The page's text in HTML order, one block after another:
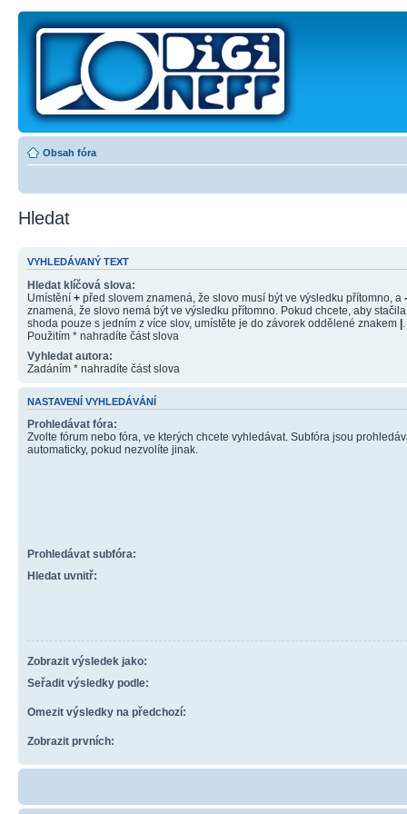
Obsah fóra
Hledat
VYHLEDÁVANÝ TEXT
Hledat klíčová slova:
Umístění + před slovem znamená, že slovo musí být ve výsledku přítomno, a -
znamená, že slovo nemá být ve výsledku přítomno. Pokud chcete, aby stačila
shoda pouze s jedním z více slov, umístěte je do závorek oddělené znakem |
Použitím * nahradíte část slova
Vyhledat autora:
Zadáním * nahradíte část slova
NASTAVENÍ VYHLEDÁVÁNÍ
Prohledávat fóra:
Zvolte fórum nebo fóra, ve kterých chcete vyhledávat. Subfóra jsou
automaticky, pokud nezvolíte jinak.
Prohledávat subfóra:
Hledat uvnitř:
Zobrazit výsledek jako:
Seřadit výsledky podle:
Omezit výsledky na předchozí:
Zobrazit prvních: